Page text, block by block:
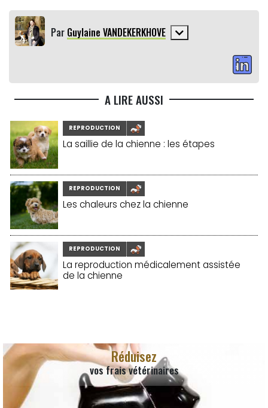
Par Guylaine VANDEKERKHOVE
A LIRE AUSSI
REPRODUCTION
La saillie de la chienne : les étapes
REPRODUCTION
Les chaleurs chez la chienne
REPRODUCTION
La reproduction médicalement assistée
de la chienne
Réduisez
vos frais vétérinaires